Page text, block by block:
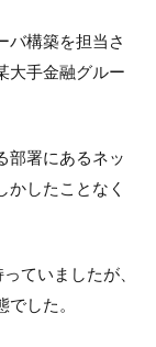
バ構築を担当さ
大手金融グルー
部署にあるネッ
かしたことなく
ていましたが、
した。